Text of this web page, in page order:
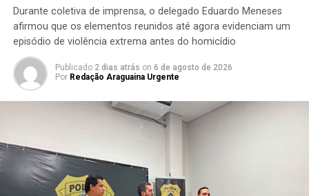
Durante coletiva de imprensa, o delegado Eduardo Meneses
afirmou que os elementos reunidos até agora evidenciam um
episódio de violência extrema antes do homicídio
Publicado 2 dias atrás on 6 de agosto de 2026
Por Redação Araguaina Urgente